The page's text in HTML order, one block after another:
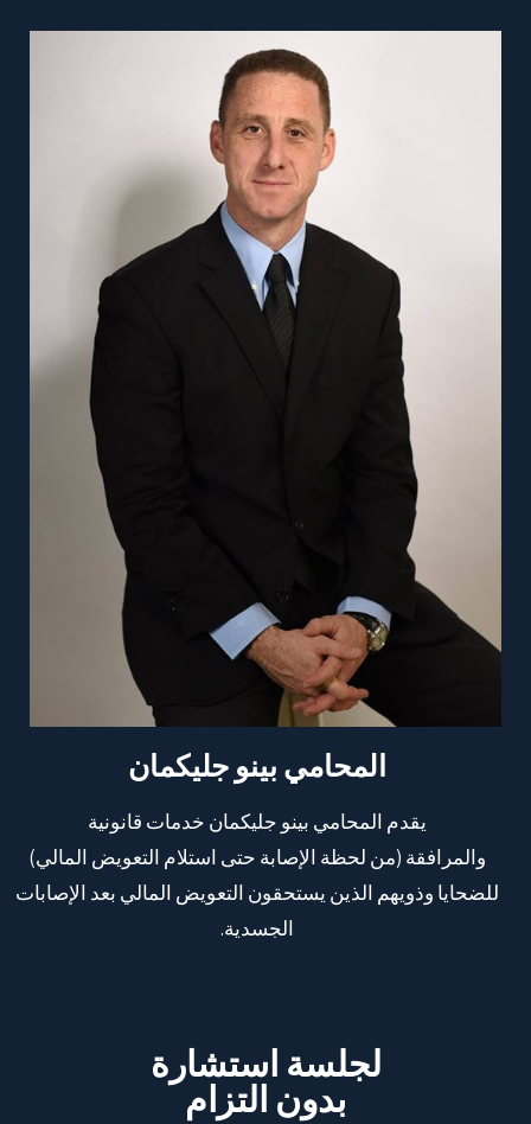
المحامي بينو جليكمان
يقدم المحامي بينو جليكمان خدمات قانونية
والمرافقة (من لحظة الإصابة حتى استلام التعويض المالي)
للضحايا وذويهم الذين يستحقون التعويض المالي بعد الإصابات
الجسدية.
لجلسة استشارة
بدون التزام